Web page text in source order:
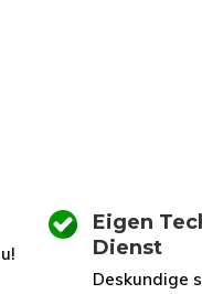
Eigen
Dienst
Deskundige